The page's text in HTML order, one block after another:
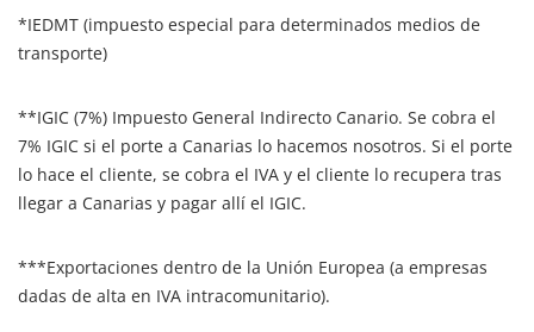
*IEDMT (impuesto especial para determinados medios de
transporte)
**IGIC (7%) Impuesto General Indirecto Canario. Se cobra el
7% IGIC si el porte a Canarias lo hacemos nosotros. Si el porte
lo hace el cliente, se cobra el IVA y el cliente lo recupera tras
llegar a Canarias y pagar allí el IGIC.
***Exportaciones dentro de la Unión Europea (a empresas
dadas de alta en IVA intracomunitario).